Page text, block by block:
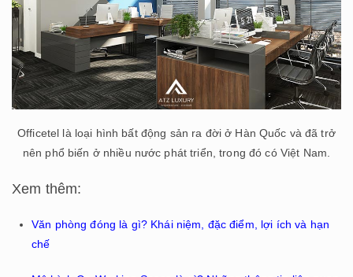
Officetel là loại hình bất động sản ra đời ở Hàn Quốc và đã trở
nên phổ biến ở nhiều nước phát triển, trong đó có Việt Nam.
Xem thêm:
Văn phòng đóng là gì? Khái niệm, đặc điểm, lợi ích và hạn
chế